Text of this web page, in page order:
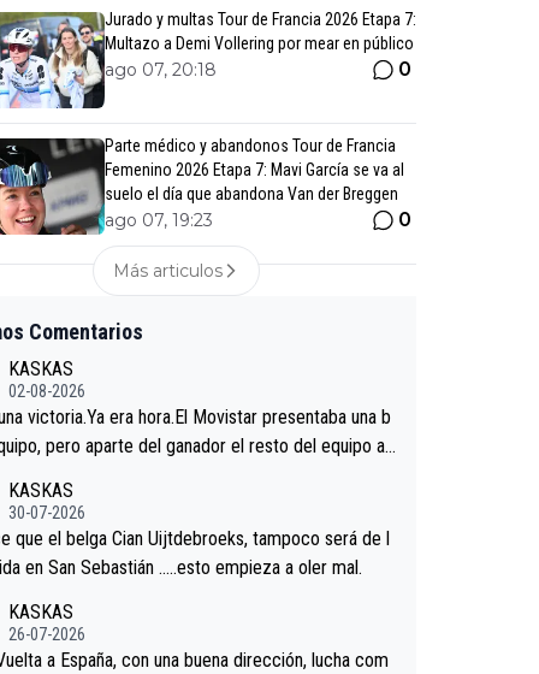
Jurado y multas Tour de Francia 2026 Etapa 7:
Multazo a Demi Vollering por mear en público
ago 07, 20:18 0
Parte médico y abandonos Tour de Francia
Femenino 2026 Etapa 7: Mavi García se va al
suelo el día que abandona Van der Breggen
ago 07, 19:23 0
Más articulos
Comentarios
KASKAS
02-08-2026
victoria.Ya era hora.El Movistar presentaba una b
pero aparte del ganador el resto del equipo a
única buena noticia es la mejoría de Enric
San Sebastian.Si en la Vuelta a Burgos sigue la mej
tener alguna sorpresa en la Vuelta.Ojalá.
KASKAS
30-07-2026
que el belga Cian Uijtdebroeks, tampoco será de l
en San Sebastián …..esto empieza a oler mal.
KASKAS
26-07-2026
a España, con una buena dirección, lucha com